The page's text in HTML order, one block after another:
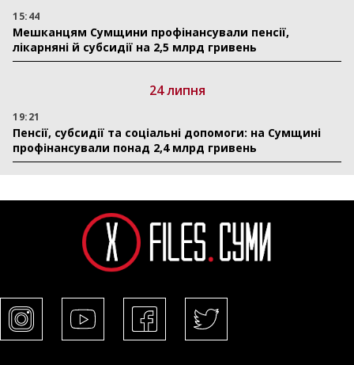
15:44
Мешканцям Сумщини профінансували пенсії,
лікарняні й субсидії на 2,5 млрд гривень
24 липня
19:21
Пенсії, субсидії та соціальні допомоги: на Сумщині
профінансували понад 2,4 млрд гривень